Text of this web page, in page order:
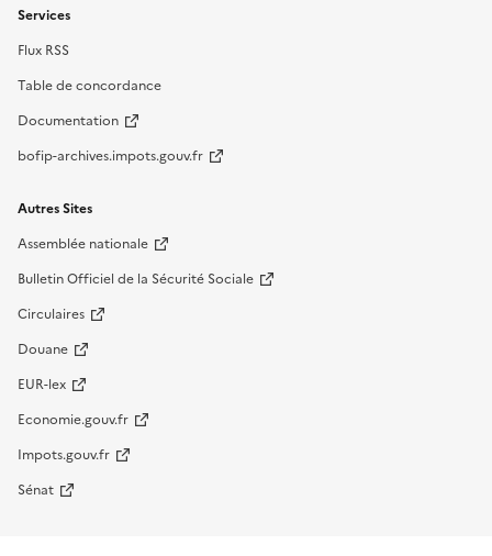
Services
Flux RSS
Table de concordance
Documentation
bofip-archives.impots.gouv.fr
Autres Sites
Assemblée nationale
Bulletin Officiel de la Sécurité Sociale
Circulaires
Douane
EUR-lex
Economie.gouv.fr
Impots.gouv.fr
Sénat